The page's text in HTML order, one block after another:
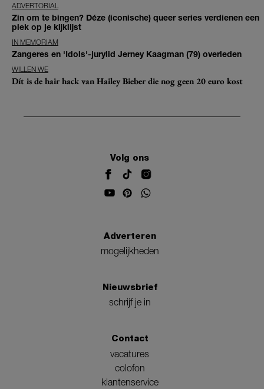
ADVERTORIAL
Zin om te bingen? Déze (iconische) queer series verdienen een
plek op je kijklijst
IN MEMORIAM
Zangeres en 'Idols'-jurylid Jerney Kaagman (79) overleden
WILLEN WE
Dít is de hair hack van Hailey Bieber die nog geen 20 euro kost
Volg ons
Adverteren
mogelijkheden
Nieuwsbrief
schrijf je in
Contact
vacatures
colofon
klantenservice